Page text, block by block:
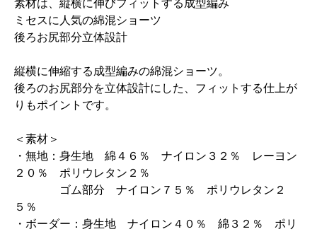
素材は、縦横に伸びフィットする成型編み
ミセスに人気の綿混ショーツ
後ろお尻部分立体設計
縦横に伸縮する成型編みの綿混ショーツ。
後ろのお尻部分を立体設計にした、フィットする仕上が
りもポイントです。
＜素材＞
・無地：身生地 綿４６％ ナイロン３２％ レーヨン
２０％ ポリウレタン２％
ゴム部分 ナイロン７５％ ポリウレタン２
５％
・ボーダー：身生地 ナイロン４０％ 綿３２％ ポリ